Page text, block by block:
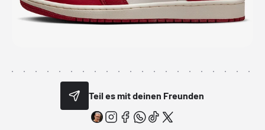
Teil es mit deinen Freunden